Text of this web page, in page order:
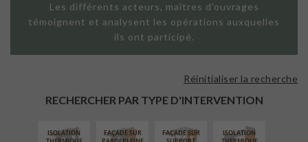
Les différents acteurs, maîtres d'ouvrages
témoignent et analysent les opérations auxquelles
ils ont participé.
RECHERCHER PAR TYPE D'INTERVENTION
Réinitialiser la recherche
ISOLATION
FAÇADE SUR
FAÇADE SUR
ISOLATION
RÉAMÉNAGEMENT
FERMETURE
SURÉLÉVATION